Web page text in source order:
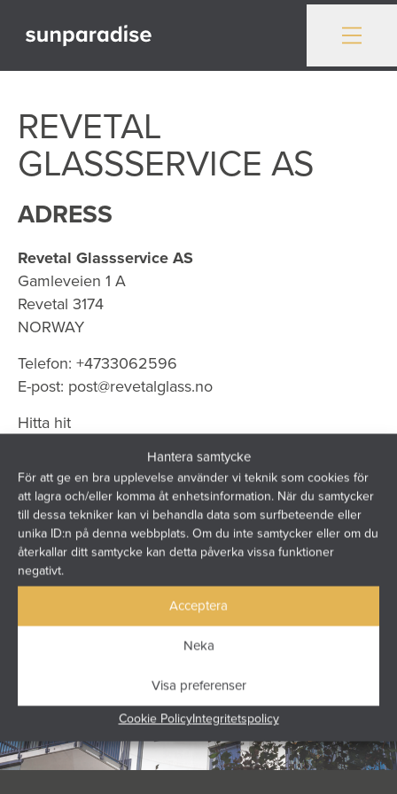
Hantera samtycke
För att ge en bra upplevelse använder vi teknik som cookies för
att lagra och/eller komma åt enhetsinformation. När du samtycker
till dessa tekniker kan vi behandla data som surfbeteende eller
unika ID:n på denna webbplats. Om du inte samtycker eller om du
återkallar ditt samtycke kan detta påverka vissa funktioner
negativt.
Acceptera
Neka
Visa preferenser
Cookie PolicyIntegritetspolicy
REVETAL
GLASSSERVICE AS
ADRESS
Revetal Glassservice AS
Gamleveien 1 A
Revetal 3174
NORWAY
Telefon: +4733062596
E-post: post@revetalglass.no
Hitta hit